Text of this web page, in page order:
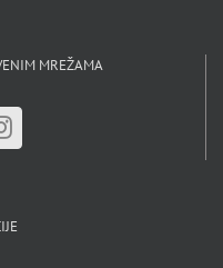
MREŽAMA